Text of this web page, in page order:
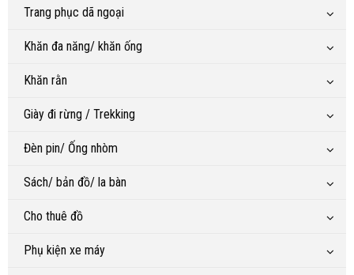
Trang phục dã ngoại
Khăn đa năng/ khăn ống
Khăn rằn
Giày đi rừng / Trekking
Đèn pin/ Ống nhòm
Sách/ bản đồ/ la bàn
Cho thuê đồ
Phụ kiện xe máy